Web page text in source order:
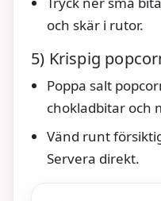
och skär i rutor.
5) Krispig
Poppa salt
chokladbitar och
Vänd runt
Servera direkt.